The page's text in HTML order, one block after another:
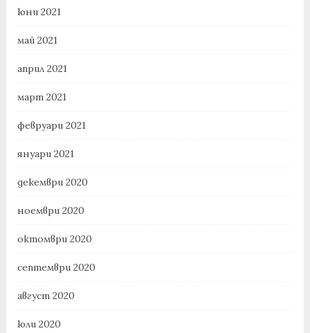
юни 2021
май 2021
април 2021
март 2021
февруари 2021
януари 2021
декември 2020
ноември 2020
октомври 2020
септември 2020
август 2020
юли 2020